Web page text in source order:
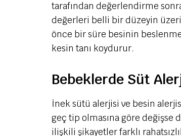
tarafından değerlendirme
değerleri belli bir düzeyin
önce bir süre besinin
kesin tanı koydurur.
Bebeklerde Süt
İnek sütü alerjisi ve besin
geç tip olmasına göre değişse
ilişkili şikayetler farklı